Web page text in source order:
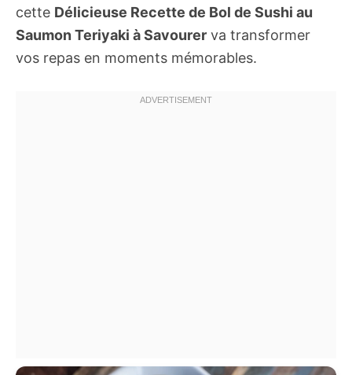
cette Délicieuse Recette de Bol de Sushi au
Saumon Teriyaki à Savourer va transformer
vos repas en moments mémorables.